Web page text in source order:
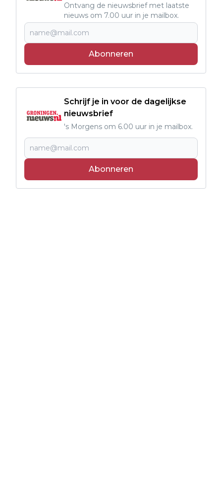
Ontvang de nieuwsbrief met laatste
nieuws om 7.00 uur in je mailbox.
Abonneren
Schrijf je in voor de dagelijkse
nieuwsbrief
's Morgens om 6.00 uur in je mailbox.
Abonneren